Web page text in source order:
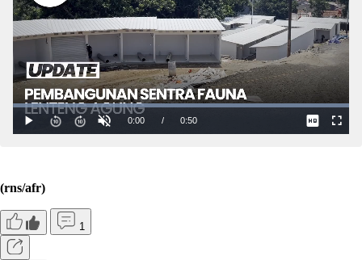
(rns/afr)
1